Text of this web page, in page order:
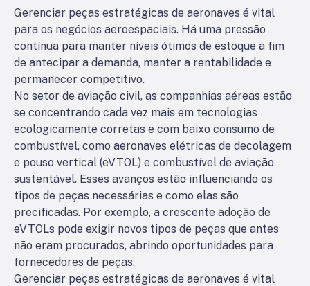
Gerenciar peças estratégicas de aeronaves é vital
para os negócios aeroespaciais. Há uma pressão
contínua para manter níveis ótimos de estoque a fim
de antecipar a demanda, manter a rentabilidade e
permanecer competitivo.
No setor de aviação civil, as companhias aéreas estão
se concentrando cada vez mais em tecnologias
ecologicamente corretas e com baixo consumo de
combustível, como aeronaves elétricas de decolagem
e pouso vertical (eVTOL) e combustível de aviação
sustentável. Esses avanços estão influenciando os
tipos de peças necessárias e como elas são
precificadas. Por exemplo, a crescente adoção de
eVTOLs pode exigir novos tipos de peças que antes
não eram procurados, abrindo oportunidades para
fornecedores de peças.
Gerenciar peças estratégicas de aeronaves é vital